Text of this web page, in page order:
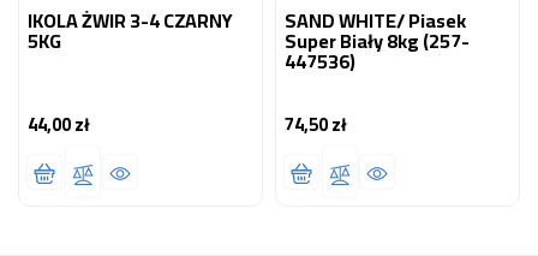
IKOLA ŻWIR 3-4 CZARNY
5KG
44,00 złCena
SAND WHITE/ Piasek
Super Biały 8kg (257-
447536)
74,50 złCena